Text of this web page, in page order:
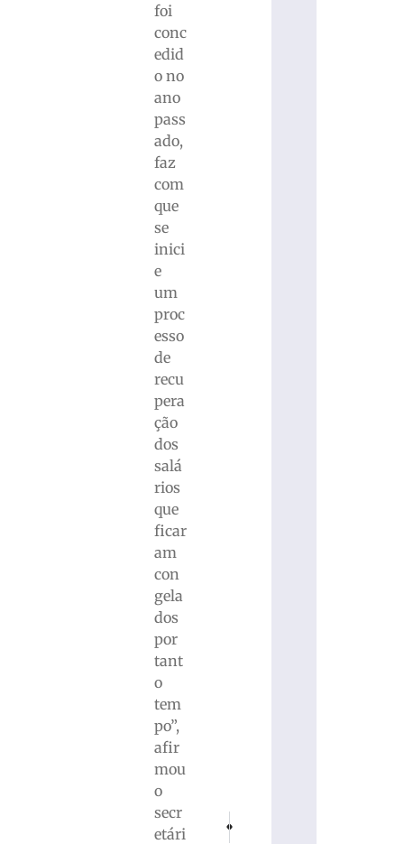
foi
conc
edid
o no
ano
pass
ado,
faz
com
que
se
inici
e
um
proc
esso
de
recu
pera
ção
dos
salá
rios
que
ficar
am
con
gela
dos
por
tant
o
tem
po”,
afir
mou
o
secr
etári